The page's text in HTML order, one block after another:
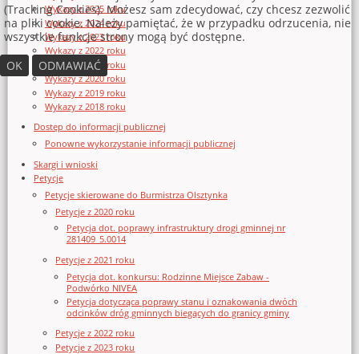
Wykazy z 2025 roku
Wykazy z 2024 roku
Wykazy z 2023 roku
Wykazy z 2022 roku
Wykazy z 2021 roku
Wykazy z 2020 roku
Wykazy z 2019 roku
Wykazy z 2018 roku
Dostęp do informacji publicznej
Ponowne wykorzystanie informacji publicznej
Skargi i wnioski
Petycje
Petycje skierowane do Burmistrza Olsztynka
Petycje z 2020 roku
Petycja dot. poprawy infrastruktury drogi gminnej nr
281409_5.0014
Petycje z 2021 roku
Petycja dot. konkursu: Rodzinne Miejsce Zabaw -
Podwórko NIVEA
Petycja dotycząca poprawy stanu i oznakowania dwóch
odcinków dróg gminnych biegących do granicy gminy
Petycje z 2022 roku
Petycje z 2023 roku
(Tracking Cookies). Możesz sam zdecydować, czy chcesz zezwolić
na pliki cookie. Należy pamiętać, że w przypadku odrzucenia, nie
wszystkie funkcje strony mogą być dostępne.
OK
ODMAWIAĆ